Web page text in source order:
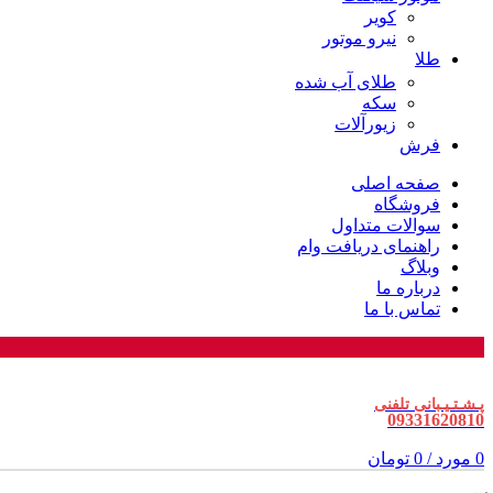
کویر
نیرو موتور
طلا
طلای آب شده
سکه
زیورآلات
فرش
صفحه اصلی
فروشگاه
سوالات متداول
راهنمای دریافت وام
وبلاگ
درباره ما
تماس با ما
پـشـتـیـبانی تلفنی
09331620810
0 مورد /
0 تومان